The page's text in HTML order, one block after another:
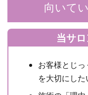
向いて
当サ
お客様とじ
を大切にした